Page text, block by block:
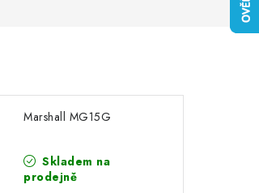
Marshall MG15G
Skladem na
prodejně